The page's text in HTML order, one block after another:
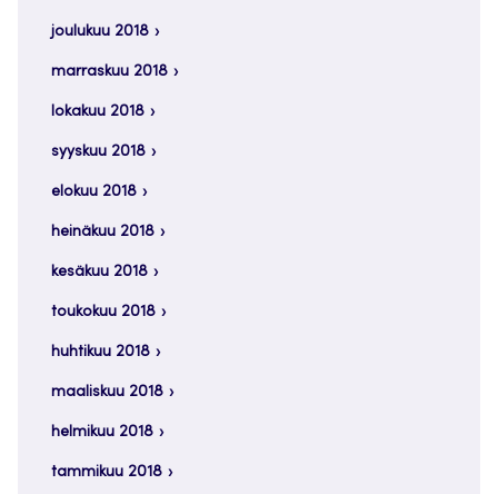
joulukuu 2018
marraskuu 2018
lokakuu 2018
syyskuu 2018
elokuu 2018
heinäkuu 2018
kesäkuu 2018
toukokuu 2018
huhtikuu 2018
maaliskuu 2018
helmikuu 2018
tammikuu 2018